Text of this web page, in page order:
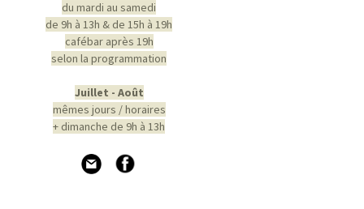
du mardi au samedi
de 9h à 13h & de 15h à 19h
cafébar après 19h
selon la programmation
Juillet - Août
mêmes jours / horaires
+ dimanche de 9h à 13h